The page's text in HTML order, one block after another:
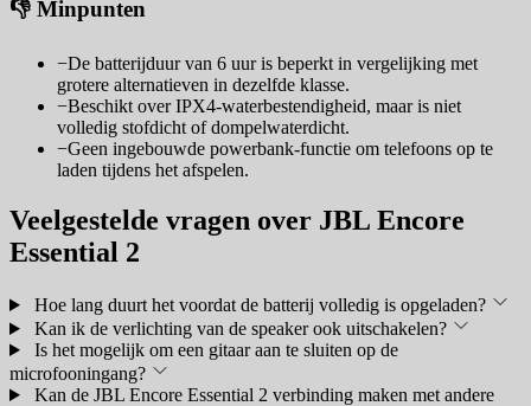
👎 Minpunten
−De batterijduur van 6 uur is beperkt in vergelijking met
grotere alternatieven in dezelfde klasse.
−Beschikt over IPX4-waterbestendigheid, maar is niet
volledig stofdicht of dompelwaterdicht.
−Geen ingebouwde powerbank-functie om telefoons op te
laden tijdens het afspelen.
Veelgestelde vragen over JBL Encore
Essential 2
Hoe lang duurt het voordat de batterij volledig is opgeladen?
Kan ik de verlichting van de speaker ook uitschakelen?
Is het mogelijk om een gitaar aan te sluiten op de
microfooningang?
Kan de JBL Encore Essential 2 verbinding maken met andere